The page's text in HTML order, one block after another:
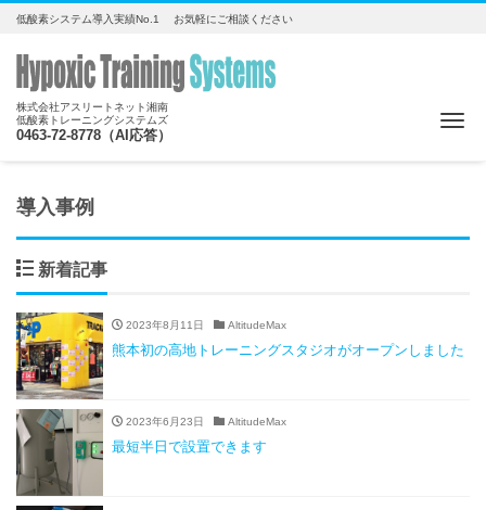
低酸素システム導入実績No.1 お気軽にご相談ください
株式会社アスリートネット湘南
低酸素トレーニングシステムズ
0463-72-8778（AI応答）
導入事例
新着記事
2023年8月11日 AltitudeMax
熊本初の高地トレーニングスタジオがオープンしました
2023年6月23日 AltitudeMax
最短半日で設置できます